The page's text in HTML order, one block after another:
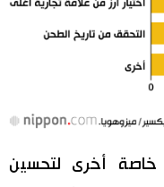
خاصة أخرى لتحسين